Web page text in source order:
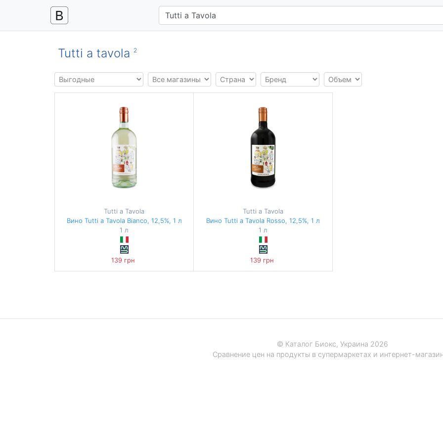
Tutti a tavola 2
Tutti a Tavola
Вино Tutti a Tavola Bianco, 12,5%, 1 л
1 л
139 грн
Tutti a Tavola
Вино Tutti a Tavola Rosso, 12,5%, 1 л
1 л
139 грн
© Каталог Биокс, Украина 2026
Сравнение цен на продукты в супермаркетах и интернет-